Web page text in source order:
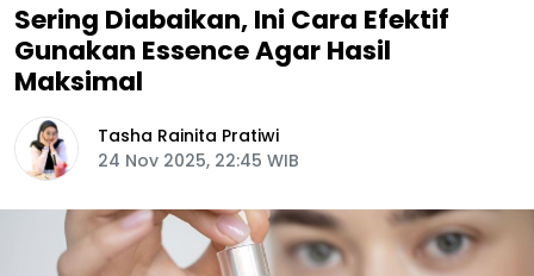
Sering Diabaikan, Ini Cara Efektif
Gunakan Essence Agar Hasil
Maksimal
Tasha Rainita Pratiwi
24 Nov 2025, 22:45 WIB